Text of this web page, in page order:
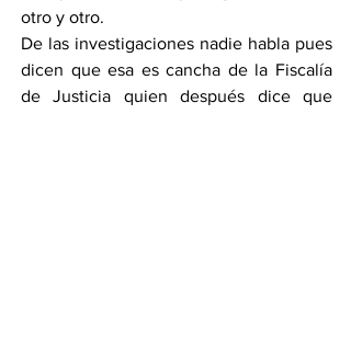
otro y otro.
De las investigaciones nadie habla pues
dicen que esa es cancha de la Fiscalía
de Justicia quien después dice que